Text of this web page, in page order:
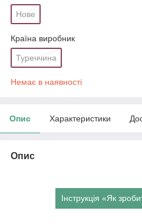
Нове
Країна виробник
Туреччина
Немає в наявності
Опис Характеристики
Опис
Інструкція «Як